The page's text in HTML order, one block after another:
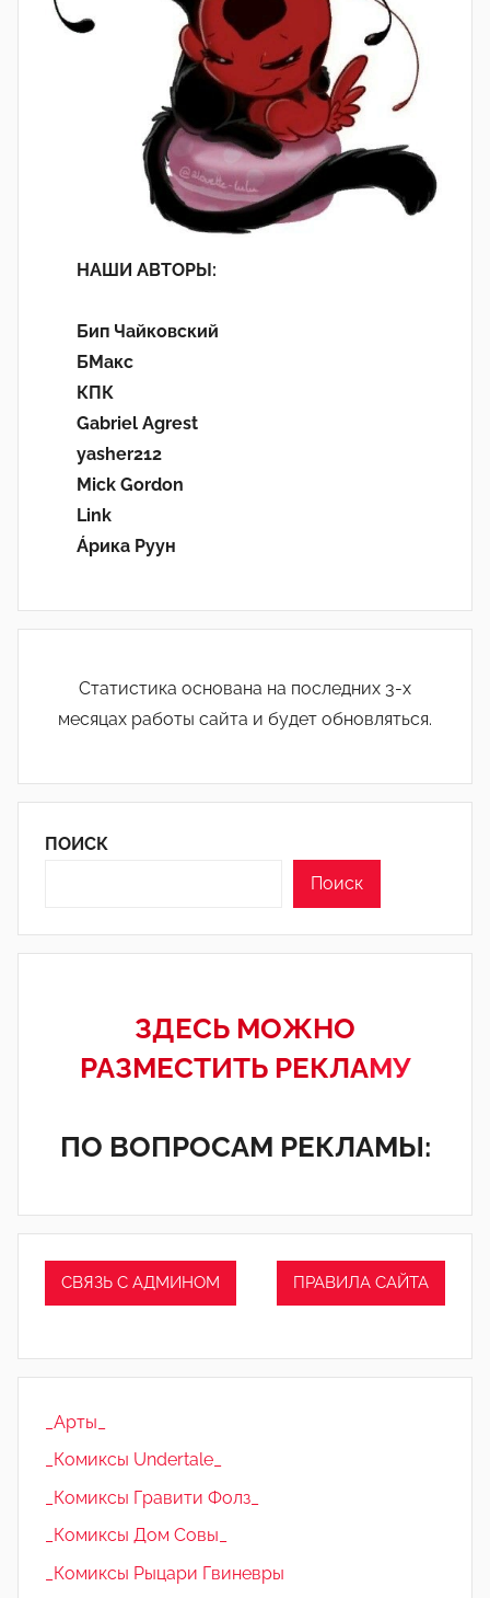
НАШИ АВТОРЫ:
Бип Чайковский
БМакс
КПК
Gabriel Agrest
yasher212
Mick Gordon
Link
Áрика Руун
Статистика основана на последних 3-х
месяцах работы сайта и будет обновляться.
ПОИСК
Поиск
ЗДЕСЬ МОЖНО
РАЗМЕСТИТЬ РЕКЛАМУ
ПО ВОПРОСАМ РЕКЛАМЫ:
СВЯЗЬ С АДМИНОМ ПРАВИЛА САЙТА
_Арты_
_Комиксы Undertale_
_Комиксы Гравити Фолз_
_Комиксы Дом Совы_
_Комиксы Рыцари Гвиневры